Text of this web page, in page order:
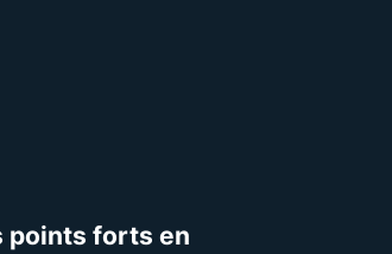
points forts en